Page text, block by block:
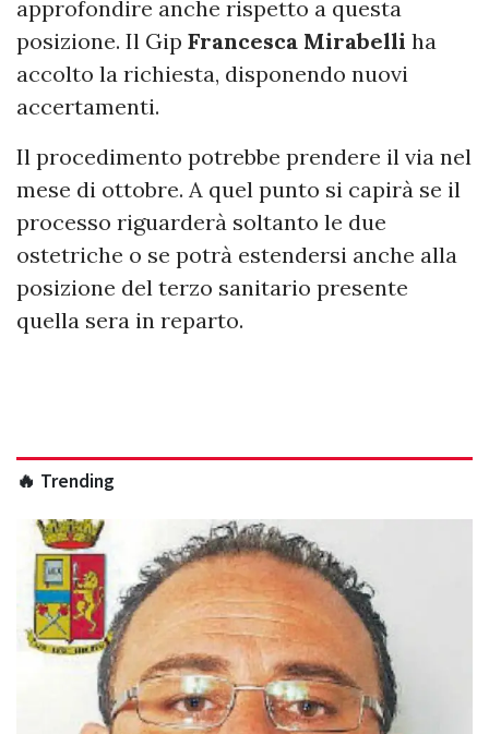
approfondire anche rispetto a questa
posizione. Il Gip Francesca Mirabelli ha
accolto la richiesta, disponendo nuovi
accertamenti.
Il procedimento potrebbe prendere il via nel
mese di ottobre. A quel punto si capirà se il
processo riguarderà soltanto le due
ostetriche o se potrà estendersi anche alla
posizione del terzo sanitario presente
quella sera in reparto.
🔥 Trending